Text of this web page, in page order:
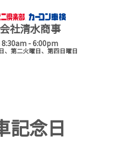
社清水商事
- 6:00pm
、第二火曜日、第四日曜日
記念日